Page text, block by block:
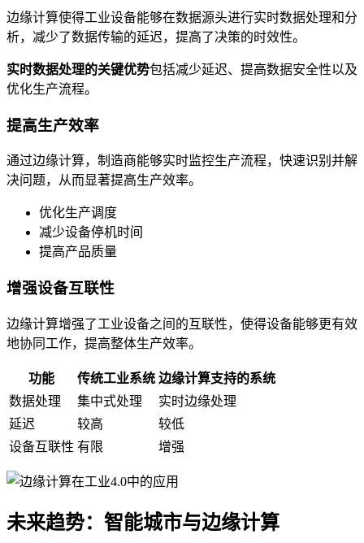
边缘计算使得工业设备能够在数据源头进行实时数据处理和分
析，减少了数据传输的延迟，提高了决策的时效性。
实时数据处理的关键优势包括减少延迟、提高数据安全性以及
优化生产流程。
提高生产效率
通过边缘计算，制造商能够实时监控生产流程，快速识别并解
决问题，从而显著提高生产效率。
优化生产调度
减少设备停机时间
提高产品质量
增强设备互联性
边缘计算增强了工业设备之间的互联性，使得设备能够更有效
地协同工作，提高整体生产效率。
功能 传统工业系统 边缘计算支持的系统
数据处理
集中式处理
实时边缘处理
延迟
较高
较低
设备互联性 有限 增强
未来趋势：智能城市与边缘计算